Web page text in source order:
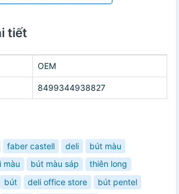
tiết
OEM
8499344938827
faber castell deli
bút màu
màu bút màu sáp
thiên long
bút deli office store
bút pentel